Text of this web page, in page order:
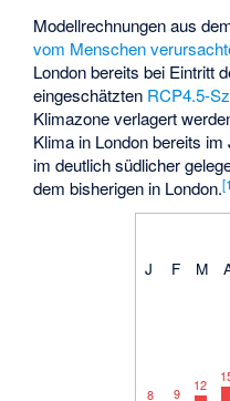
Modellrechnungen aus
vom Menschen
London bereits bei Eintritt
eingeschätzten RCP4.5-
Klimazone verlagert
Klima in London bereits
im deutlich südlicher
dem bisherigen in London.[
J F M
8 9
12